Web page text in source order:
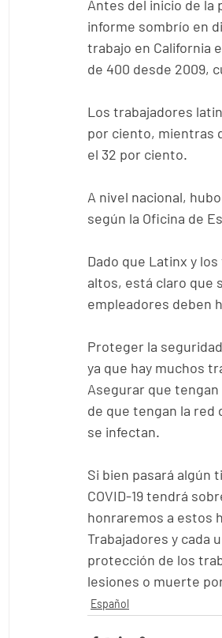
Antes del inicio de la
informe sombrío en
trabajo en California
de 400 desde 2009,
Los trabajadores
por ciento, mientras
el 32 por ciento.
A nivel nacional,
según la Oficina de
Dado que Latinx y
altos, está claro que
empleadores deben
Proteger la
ya que hay muchos
Asegurar que
de que tengan la red
se infectan.
Si bien pasará algún
COVID-19 tendrá
honraremos a estos
Trabajadores y cada
protección de los
lesiones o muerte
Español